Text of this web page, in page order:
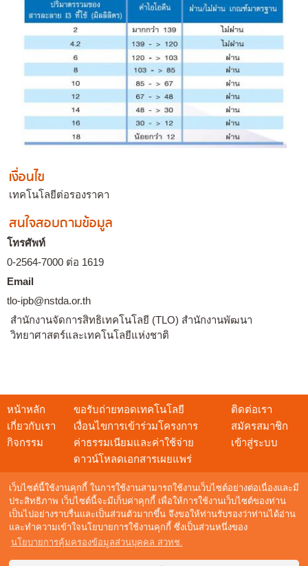
เว็บไซต์นี้ใช้งานคุกกี้ ในการใช้งานสามารถใช้งานเว็บไซต์อย่างต่อเนื่องและมี
ประสิทธิภาพ เว็บไซต์นี้จะมีเก็บค่าคุกกี้ เพื่อให้การใช้งานเว็บไซต์ของท่าน
เป็นไปอย่างราบรื่นและเป็นส่วนตัวมากขึ้น จึงขอให้ท่านรับรองว่าท่านได้อ่าน
และทำความเข้าใจนโยบายการใช้งานคุกกี้ ซึ่งเป็นส่วนหนึ่งของ
นโยบายการคุ้มครองข้อมูลส่วนบุคคล สวทช.
เงื่อนไข
เทคโนโลยีต่อรองราคา
สนใจสอบถามข้อมูล
โทรศัพท์
0-2564-7000 ต่อ 1619
Email
tlo-ipb@nstda.or.th
สำนักงานจัดการสิทธิเทคโนโลยี (TLO) สำนักงานพัฒนา
วิทยาศาสตร์และเทคโนโลยีแห่งชาติ
หน้าหลัก
เกี่ยวกับเรา
กิจกรรม
ขอรับถ่ายทอดเทคโนโลยี
เงื่อนไขการเข้าร่วมโครงการ
ค่าธรรมเนียมและค่าใช้จ่าย
ดาวน์โหลดเอกสารเผยแพร่
ติดต่อเรา
สมัครสมาชิก
เข้าสู่ระบบ
สอบถามข้อมูล
อีเมล :techshow@nstda.or.th